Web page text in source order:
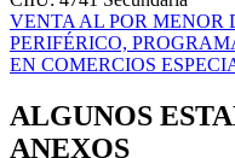
VENTA AL POR MENOR
PERIFÉRICO,
EN COMERCIOS
ALGUNOS
ANEXOS